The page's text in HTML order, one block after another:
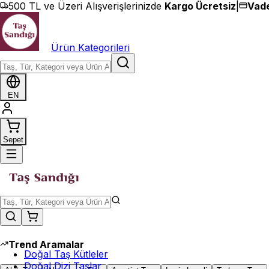
İçeriğe geç
500 TL ve Üzeri Alışverişlerinizde Kargo Ücretsiz
Ürün Kategorileri
EN
Sepet
Trend Aramalar
Doğal Taş Kütleler
Doğal Dizi Taşlar